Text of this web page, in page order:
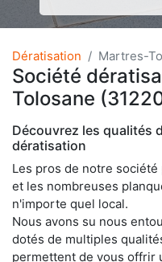
Dératisation Martres-
Société
Tolosane
Découvrez les qualités
dératisation
Les pros de notre
et les nombreuses
n'importe quel local.
Nous avons su nous
dotés de multiples
permettent de vous offrir